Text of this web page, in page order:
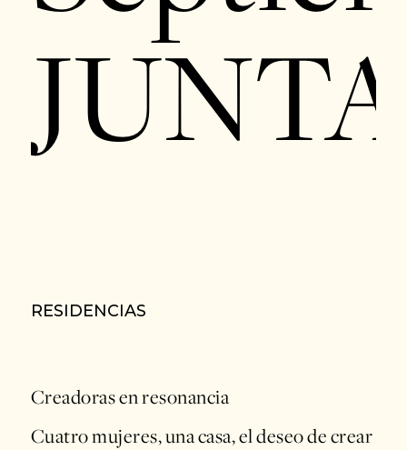
RESIDENCIAS
Creadoras en resonancia
Cuatro mujeres, una casa, el deseo de crear